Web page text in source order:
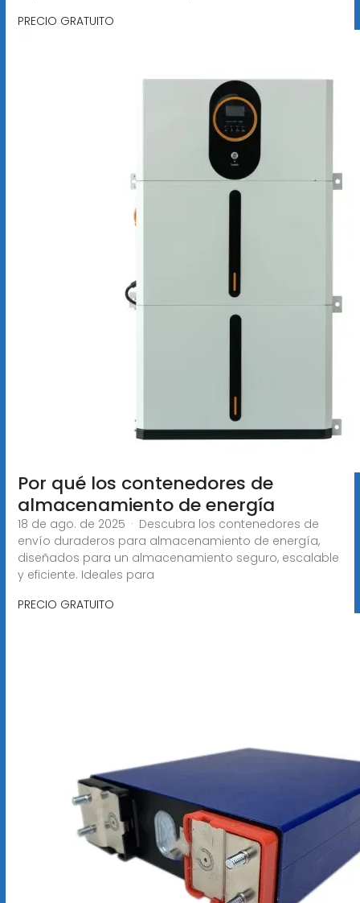
PRECIO GRATUITO
Por qué los contenedores de
almacenamiento de energía
18 de ago. de 2025 · Descubra los contenedores de
envío duraderos para almacenamiento de energía,
diseñados para un almacenamiento seguro, escalable
y eficiente. Ideales para
PRECIO GRATUITO